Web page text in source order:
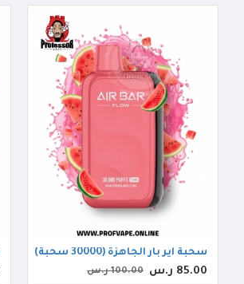
سحبة اير بار الجاهزة (30000 سحبة) بطيخ
85.00 ر.س 100.00 ر.س